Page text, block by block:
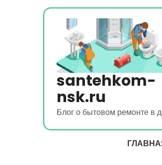
santehkom-
nsk.ru
Блог о бытовом ремонте в